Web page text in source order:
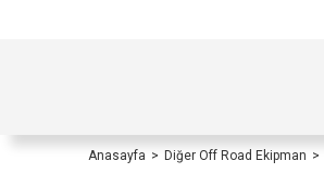
Anasayfa Diğer Off Road Ekipman